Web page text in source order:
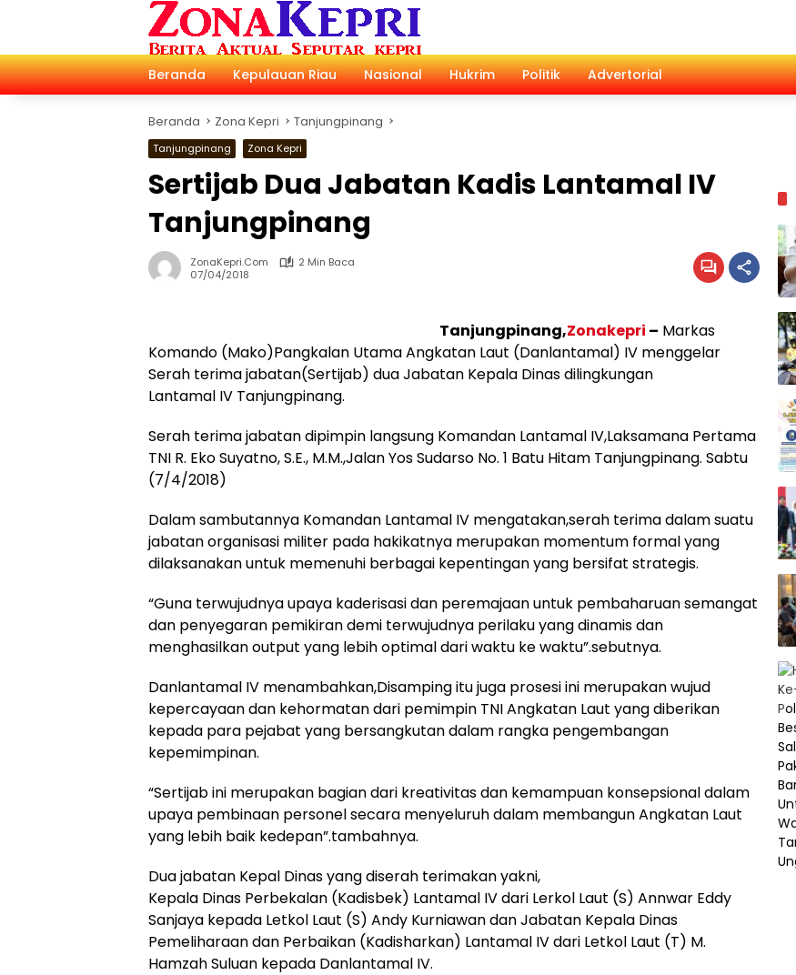
Beranda
Kepulauan Riau Nasional Hukrim Politik Advertorial
Beranda Zona Kepri Tanjungpinang
Tanjungpinang Zona Kepri
Sertijab Dua Jabatan Kadis Lantamal IV
Tanjungpinang
ZonaKepri.com
2 Min Baca
07/04/2018
Tanjungpinang,Zonakepri – Markas
Komando (Mako)Pangkalan Utama Angkatan Laut (Danlantamal) IV menggelar
Serah terima jabatan(Sertijab) dua Jabatan Kepala Dinas dilingkungan
Lantamal IV Tanjungpinang.
Serah terima jabatan dipimpin langsung Komandan Lantamal IV,Laksamana Pertama
TNI R. Eko Suyatno, S.E., M.M.,Jalan Yos Sudarso No. 1 Batu Hitam Tanjungpinang. Sabtu
(7/4/2018)
Dalam sambutannya Komandan Lantamal IV mengatakan,serah terima dalam suatu
jabatan organisasi militer pada hakikatnya merupakan momentum formal yang
dilaksanakan untuk memenuhi berbagai kepentingan yang bersifat strategis.
“Guna terwujudnya upaya kaderisasi dan peremajaan untuk pembaharuan semangat
dan penyegaran pemikiran demi terwujudnya perilaku yang dinamis dan
menghasilkan output yang lebih optimal dari waktu ke waktu”.sebutnya.
Danlantamal IV menambahkan,Disamping itu juga prosesi ini merupakan wujud
kepercayaan dan kehormatan dari pemimpin TNI Angkatan Laut yang diberikan
kepada para pejabat yang bersangkutan dalam rangka pengembangan
kepemimpinan.
“Sertijab ini merupakan bagian dari kreativitas dan kemampuan konsepsional dalam
upaya pembinaan personel secara menyeluruh dalam membangun Angkatan Laut
yang lebih baik kedepan”.tambahnya.
Dua jabatan Kepal Dinas yang diserah terimakan yakni,
Kepala Dinas Perbekalan (Kadisbek) Lantamal IV dari Lerkol Laut (S) Annwar Eddy
Sanjaya kepada Letkol Laut (S) Andy Kurniawan dan Jabatan Kepala Dinas
Pemeliharaan dan Perbaikan (Kadisharkan) Lantamal IV dari Letkol Laut (T) M.
Hamzah Suluan kepada Danlantamal IV.